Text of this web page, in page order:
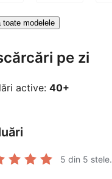
toate modelele
pe zi
active: 40+
5 din 5 stele.